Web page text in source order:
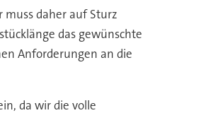
muss daher auf Sturz
das gewünschte
Anforderungen an die
da wir die volle